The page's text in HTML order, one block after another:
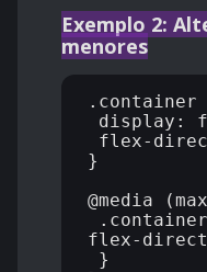
Exemplo 2:
menores
.container
display:
flex-
}
@media
flex-
}